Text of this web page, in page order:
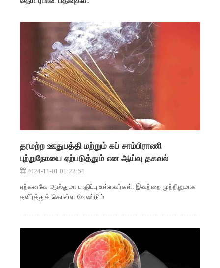
தரமற்ற ஊதுபத்தி மற்றும் கப் சாம்பிராணி
புற்றுநோயை ஏற்படுத்தும் என ஆய்வு தகவல்
2024-11-01 01:22:54
ஏற்கனவே ஆஸ்துமா பாதிப்பு உள்ளவர்கள், இவற்றை முற்றிலுமாக
தவிர்த்துக் கொள்ள வேண்டும்